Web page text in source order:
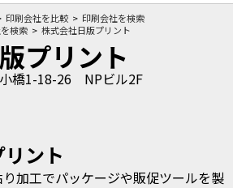
印刷会社を比較
印刷会社を検索
検索
株式会社日版プリント
プリント
橋1-18-26 NPビル2F
ント
加工でパッケージや販促ツールを製